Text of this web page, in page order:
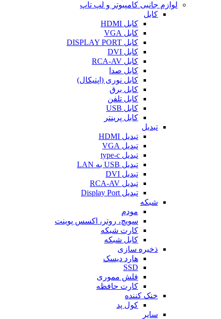
لوازم جانبی کامپیوتر و لپ تاپ
کابل
کابل HDMI
کابل VGA
کابل DISPLAY PORT
کابل DVI
کابل RCA-AV
کابل صدا
کابل نوری (اپتیکال)
کابل برق
کابل تلفن
کابل USB
کابل پرینتر
تبدیل
تبدیل HDMI
تبدیل VGA
تبدیل type-c
تبدیل USB به LAN
تبدیل DVI
تبدیل RCA-AV
تبدیل Display Port
شبکه
مودم
سویچ، روتر، اکسس پوینت
کارت شبکه
کابل شبکه
ذخیره سازی
هارد دیسک
SSD
فلش مموری
کارت حافظه
خنک کننده
کول پد
سایر